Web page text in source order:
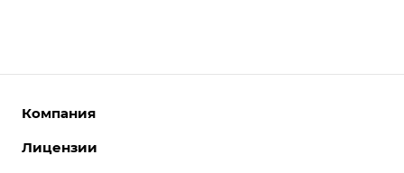
Компания
О компании
Лицензии